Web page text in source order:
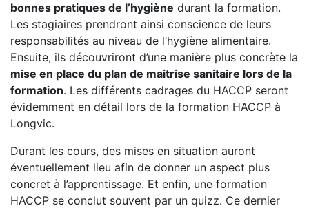
bonnes pratiques de l’hygiène durant la formation.
Les stagiaires prendront ainsi conscience de leurs
responsabilités au niveau de l’hygiène alimentaire.
Ensuite, ils découvriront d’une manière plus concrète la
mise en place du plan de maitrise sanitaire lors de la
formation. Les différents cadrages du HACCP seront
évidemment en détail lors de la formation HACCP à
Longvic.
Durant les cours, des mises en situation auront
éventuellement lieu afin de donner un aspect plus
concret à l’apprentissage. Et enfin, une formation
HACCP se conclut souvent par un quizz. Ce dernier